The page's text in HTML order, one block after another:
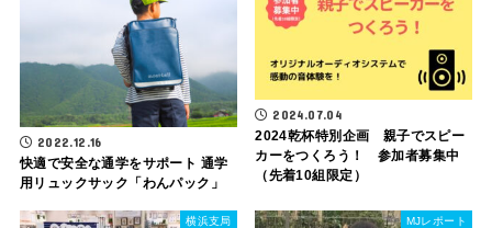
2022.12.16
快適で安全な通学をサポート 通学
用リュックサック「わんパック」
2024.07.04
2024乾杯特別企画 親子でスピー
カーをつくろう！ 参加者募集中
（先着10組限定）
横浜支局 MJレポート